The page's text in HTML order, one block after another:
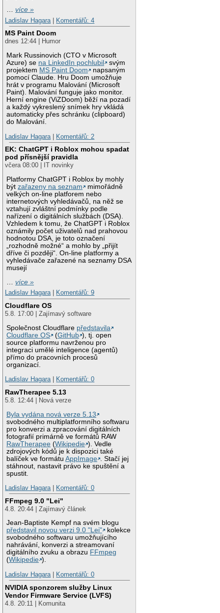
…více »
Ladislav Hagara
Komentářů: 4
MS Paint Doom
dnes 12:44 | Humor
Mark Russinovich (CTO v Microsoft
Azure) se na LinkedIn pochlubil
svým
projektem MS Paint Doom
napsaným
pomocí Claude. Hru Doom umožňuje
hrát v programu Malování (Microsoft
Paint). Malování funguje jako monitor.
Herní engine (ViZDoom) běží na pozadí
a každý vykreslený snímek hry vkládá
automaticky přes schránku (clipboard)
do Malování.
Ladislav Hagara
Komentářů: 2
EK: ChatGPT i Roblox mohou spadat
pod přísnější pravidla
včera 08:00 | IT novinky
Platformy ChatGPT i Roblox by mohly
býtzařazeny na seznam
mimořádně
velkých on-line platforem nebo
internetových vyhledávačů, na něž se
vztahují zvláštní podmínky podle
nařízení o digitálních službách (DSA).
Vzhledem k tomu, že ChatGPT i Roblox
oznámily počet uživatelů nad prahovou
hodnotou DSA, je toto označení
„rozhodně možné“ a mohlo by „přijít
dříve či později“. On-line platformy a
vyhledávače zařazené na seznamy DSA
musejí
…více »
Ladislav Hagara| Komentářů: 9
Cloudflare OS
5.8. 17:00 | Zajímavý software
Společnost Cloudflare představila
Cloudflare OS
(GitHub ), tj. open
source platformu navrženou pro
integraci umělé inteligence (agentů)
přímo do pracovních procesů
organizací.
Ladislav Hagara| Komentářů: 0
RawTherapee 5.13
5.8. 12:44 | Nová verze
Byla vydána nová verze 5.13
svobodného multiplatformního softwaru
pro konverzi a zpracování digitálních
fotografií primárně ve formátů RAW
RawTherapee (Wikipedie ). Vedle
zdrojových kódů je k dispozici také
balíček ve formátuAppImage
. Stačí jej
stáhnout, nastavit právo ke spuštění a
spustit.
Ladislav Hagara| Komentářů: 0
FFmpeg 9.0 "Lei"
4.8. 20:44 | Zajímavý článek
Jean-Baptiste Kempf na svém blogu
představil novou verzi 9.0 "Lei"
kolekce
svobodného softwaru umožňujícího
nahrávání, konverzi a streamovaní
digitálního zvuku a obrazu FFmpeg
(Wikipedie ).
Ladislav Hagara| Komentářů: 0
NVIDIA sponzorem služby Linux
Vendor Firmware Service (LVFS)
4.8. 20:11 | Komunita